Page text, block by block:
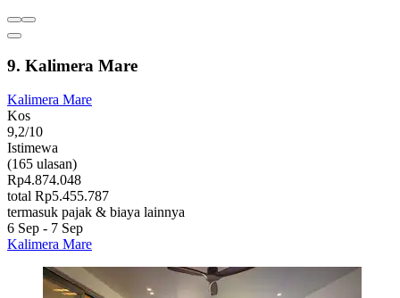
9. Kalimera Mare
Kalimera Mare
Kos
9,2/10
Istimewa
(165 ulasan)
Rp4.874.048
total Rp5.455.787
termasuk pajak & biaya lainnya
6 Sep - 7 Sep
Kalimera Mare